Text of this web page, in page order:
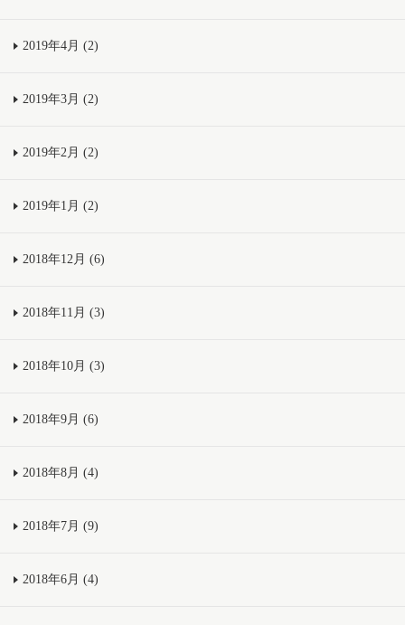
2019年4月 (2)
2019年3月 (2)
2019年2月 (2)
2019年1月 (2)
2018年12月 (6)
2018年11月 (3)
2018年10月 (3)
2018年9月 (6)
2018年8月 (4)
2018年7月 (9)
2018年6月 (4)